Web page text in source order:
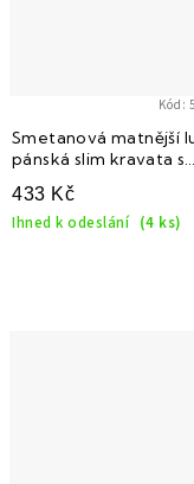
Smetanová matnější
pánská slim kravata s
vroubkovanou
433 Kč
Ihned k odeslání (4 ks)
Kód: